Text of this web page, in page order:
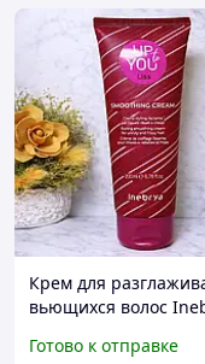
Крем для
вьющихся волос
Cream, 200 мл
Готово к отправке